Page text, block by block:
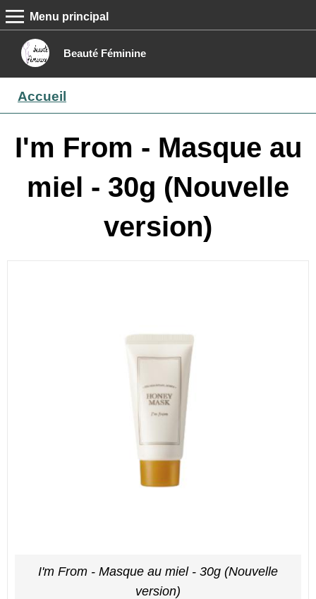
Beauté Féminine
MENU PRINCIPAL
Menu principal
Boutique
Contact
Accueil
I'm From - Masque au
miel - 30g (Nouvelle
version)
I'm From - Masque au miel - 30g (Nouvelle
version)